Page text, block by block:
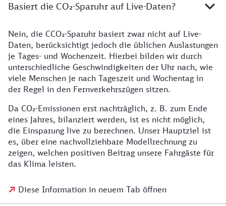
Basiert die CO₂-Sparuhr auf Live-Daten?
Nein, die CCO₂-Sparuhr basiert zwar nicht auf Live-
Daten, berücksichtigt jedoch die üblichen Auslastungen
je Tages- und Wochenzeit. Hierbei bilden wir durch
unterschiedliche Geschwindigkeiten der Uhr nach, wie
viele Menschen je nach Tageszeit und Wochentag in
der Regel in den Fernverkehrszügen sitzen.
Da CO₂-Emissionen erst nachträglich, z. B. zum Ende
eines Jahres, bilanziert werden, ist es nicht möglich,
die Einsparung live zu berechnen. Unser Hauptziel ist
es, über eine nachvollziehbare Modellrechnung zu
zeigen, welchen positiven Beitrag unsere Fahrgäste für
das Klima leisten.
Diese Information in neuem Tab öffnen